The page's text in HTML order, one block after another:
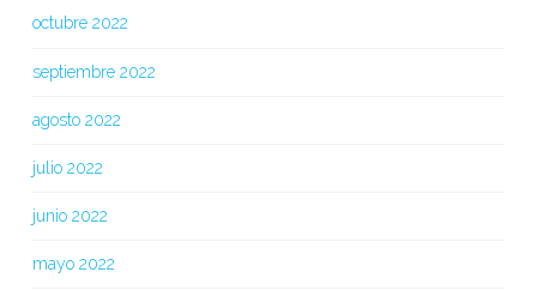
octubre 2022
septiembre 2022
agosto 2022
julio 2022
junio 2022
mayo 2022